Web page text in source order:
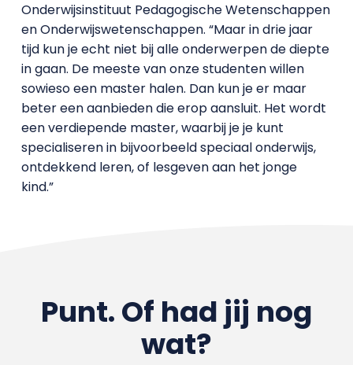
Onderwijsinstituut Pedagogische Wetenschappen
en Onderwijswetenschappen. “Maar in drie jaar
tijd kun je echt niet bij alle onderwerpen de diepte
in gaan. De meeste van onze studenten willen
sowieso een master halen. Dan kun je er maar
beter een aanbieden die erop aansluit. Het wordt
een verdiepende master, waarbij je je kunt
specialiseren in bijvoorbeeld speciaal onderwijs,
ontdekkend leren, of lesgeven aan het jonge
kind.”
Punt. Of had jij nog
wat?